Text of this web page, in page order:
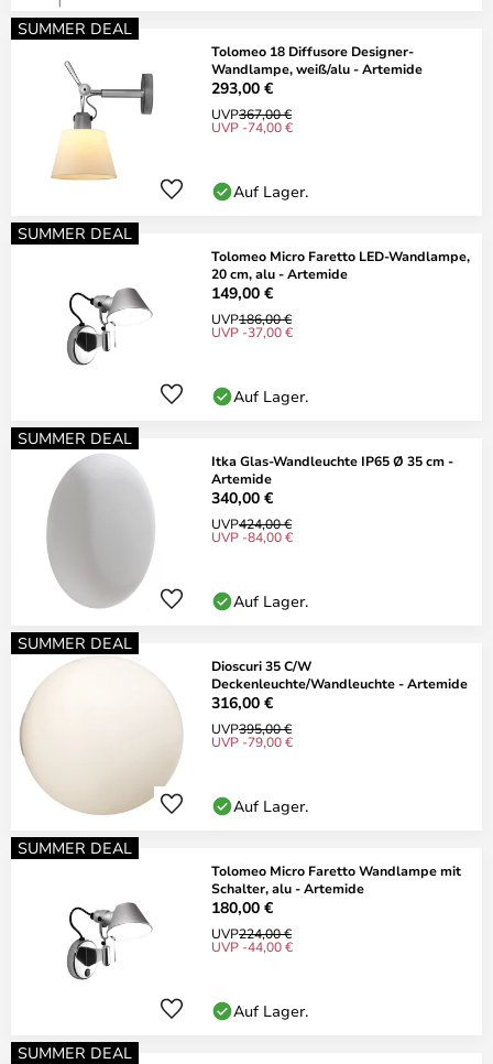
SUMMER DEAL
Tolomeo 18 Diffusore Designer-
Wandlampe, weiß/alu - Artemide
293,00 €
UVP367,00 €
UVP -74,00 €
Auf Lager.
SUMMER DEAL
Tolomeo Micro Faretto LED-Wandlampe,
20 cm, alu - Artemide
149,00 €
UVP186,00 €
UVP -37,00 €
Auf Lager.
SUMMER DEAL
Itka Glas-Wandleuchte IP65 Ø 35 cm -
Artemide
340,00 €
UVP424,00 €
UVP -84,00 €
Auf Lager.
SUMMER DEAL
Dioscuri 35 C/W
Deckenleuchte/Wandleuchte - Artemide
316,00 €
UVP395,00 €
UVP -79,00 €
Auf Lager.
SUMMER DEAL
Tolomeo Micro Faretto Wandlampe mit
Schalter, alu - Artemide
180,00 €
UVP224,00 €
UVP -44,00 €
Auf Lager.
SUMMER DEAL